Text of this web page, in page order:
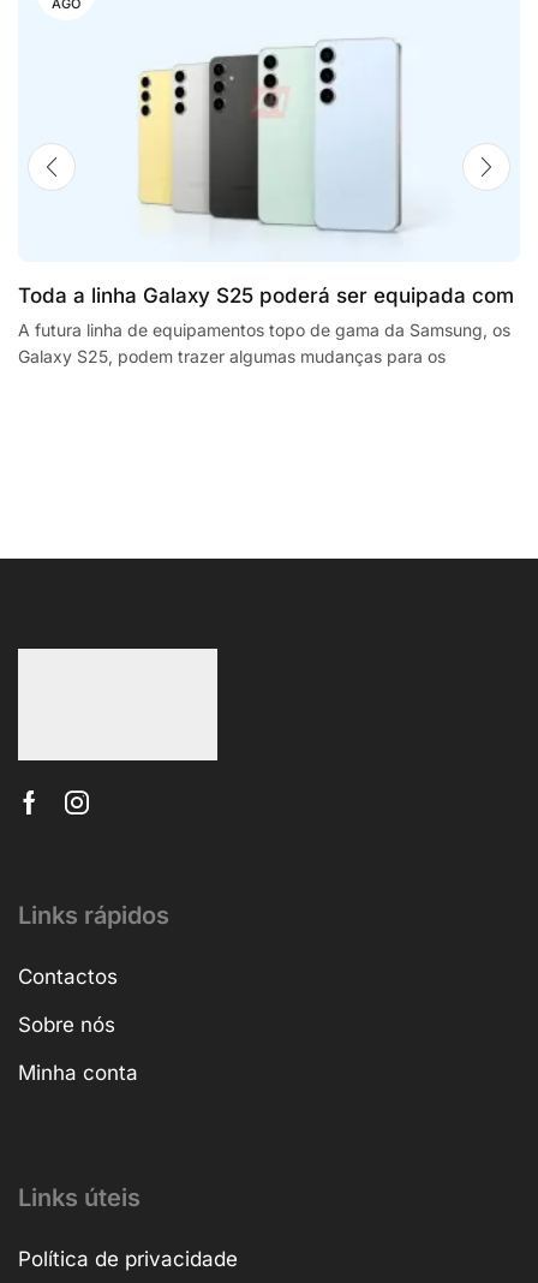
Toda a linha Galaxy S25 poderá ser equipada com
processadores SnapdragonSegway Ninebot E2,
F2 Plus, and MaxG2 e-scooters review
A futura linha de equipamentos topo de gama da Samsung, os
Galaxy S25, podem trazer algumas mudanças para os
Links rápidos
Contactos
Sobre nós
Minha conta
Links úteis
Política de privacidade